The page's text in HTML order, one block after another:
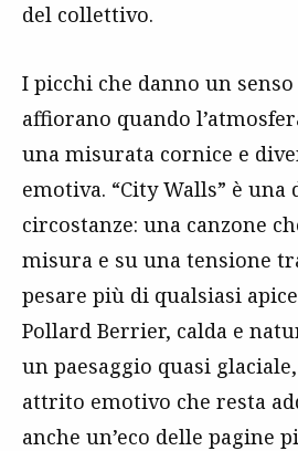
del collettivo.
I picchi che danno un
affiorano quando
una misurata cornice e
emotiva. “City Walls” è una
circostanze: una canzone
misura e su una tensione
pesare più di qualsiasi
Pollard Berrier, calda e
un paesaggio quasi
attrito emotivo che resta
anche un’eco delle pagine